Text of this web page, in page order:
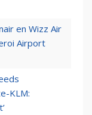
en Wizz Air
Airport
KLM: